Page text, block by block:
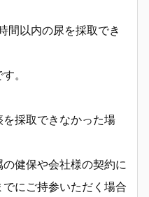
以内の尿を採取でき
。
採取できなかった場
健保や会社様の契約に
にご持参いただく場合